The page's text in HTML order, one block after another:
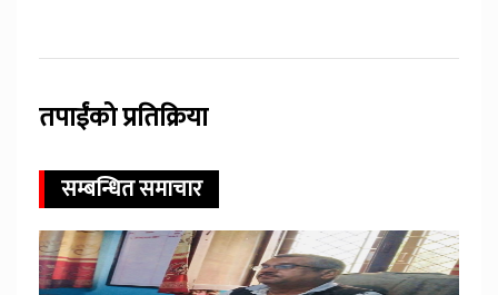
तपाईंको प्रतिक्रिया
सम्बन्धित समाचार